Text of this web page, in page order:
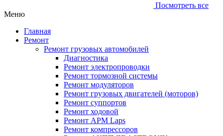
Посмотреть все
Меню
Главная
Ремонт
Ремонт грузовых автомобилей
Диагностика
Ремонт электропроводки
Ремонт тормозной системы
Ремонт модуляторов
Ремонт грузовых двигателей (моторов)
Ремонт суппортов
Ремонт ходовой
Ремонт APM Laps
Ремонт компрессоров